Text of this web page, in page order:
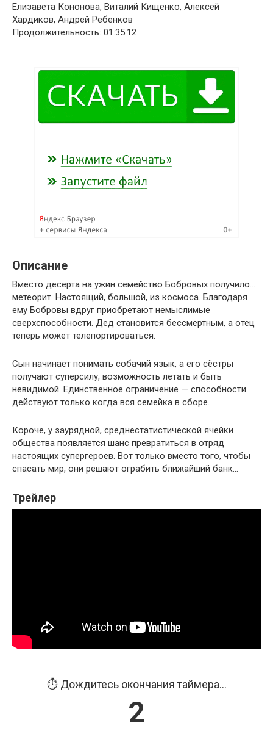
Елизавета Кононова, Виталий Кищенко, Алексей
Хардиков, Андрей Ребенков
Продолжительность: 01:35:12
Описание
Вместо десерта на ужин семейство Бобровых получило…
метеорит. Настоящий, большой, из космоса. Благодаря
ему Бобровы вдруг приобретают немыслимые
сверхспособности. Дед становится бессмертным, а отец
теперь может телепортироваться.
Сын начинает понимать собачий язык, а его сёстры
получают суперсилу, возможность летать и быть
невидимой. Единственное ограничение — способности
действуют только когда вся семейка в сборе.
Короче, у заурядной, среднестатистической ячейки
общества появляется шанс превратиться в отряд
настоящих супергероев. Вот только вместо того, чтобы
спасать мир, они решают ограбить ближайший банк…
Трейлер
⏱️ Дождитесь окончания таймера...
2